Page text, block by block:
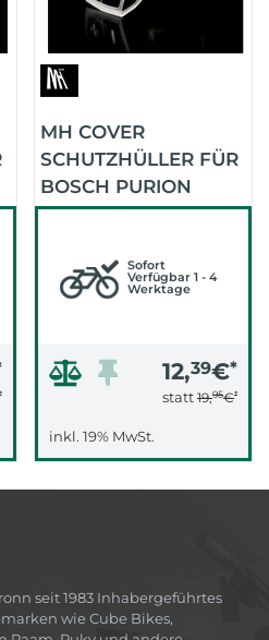
MH COVER
SCHUTZHÜLLER FÜR
BOSCH PURION
Sofort
Verfügbar 1 - 4
Werktage
12,39€*
statt 19,95€*
inkl. 19% MwSt.
seit 1983 Inhabergeführtes
wie Cube Bikes,